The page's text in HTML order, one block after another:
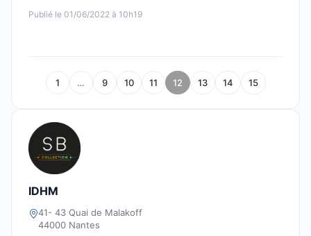
Publié le 01/06/2022 à 10h19
1 … 9 10 11 12 13 14 15
IDHM
41- 43 Quai de Malakoff
44000 Nantes